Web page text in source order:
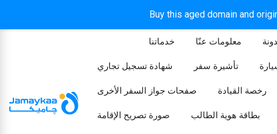
Buy this aged domain and
خدماتنا معلومات عنّا
شهادة تسجيل تجاري تأشيرة سفر
صفحات جواز السفر الأخرى رخصة القيادة
صورة تصريح الإقامة بطاقة هوية الطالب